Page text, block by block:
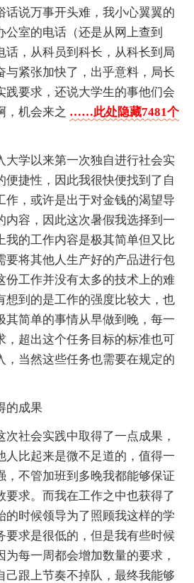
话说万事开头难，我小心翼翼的
公室的电话（还是从网上查到
话，从科员到科长，从科长到局
与紧张加快了，出乎意料，局长
践要求，还说大学生的事他们会
机会来之 ……此处隐藏7481个
大学以来第一次独自进行社会实
便捷性，因此我很快便找到了自
作，或许是出于对金钱的渴望导
内容，因此这次暑假我选择到一
我的工作内容是极其简单但又比
要将其他人生产好的产品进行包
份工作并没有太多的技术上的难
想到的是工作的强度比较大，也
其简单的事情从早做到晚，每一
，超出这个任务目标的标准也可
，当然这些任务也需要在规定的
的成果
次社会实践中取得了一点成果，
人比起来是微不足道的，值得一
，不管加班到多晚我都能够保证
要求。而我在工作之中也获得了
的时候领导为了照顾我这样的学
要求是很低的，但是我有些时候
每一周都会增加数量的要求，
己跟上节奏不掉队，最终我能够